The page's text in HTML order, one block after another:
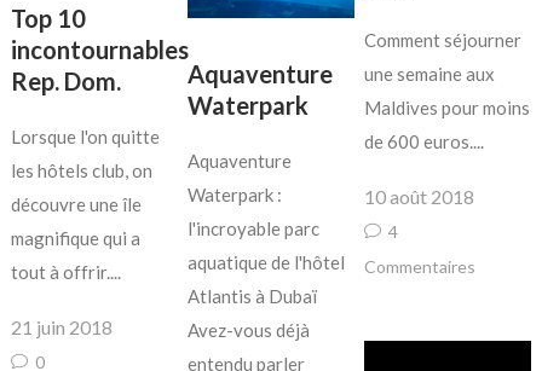
Comment séjourner
une semaine aux
Maldives pour moins
de 600 euros....
10 août 2018
4
Commentaires
Top 10
incontournables
Rep. Dom.
Lorsque l'on quitte
les hôtels club, on
découvre une île
magnifique qui a
tout à offrir....
21 juin 2018
0
Aquaventure
Waterpark
Aquaventure
Waterpark :
l'incroyable parc
aquatique de l'hôtel
Atlantis à Dubaï
Avez-vous déjà
entendu parler